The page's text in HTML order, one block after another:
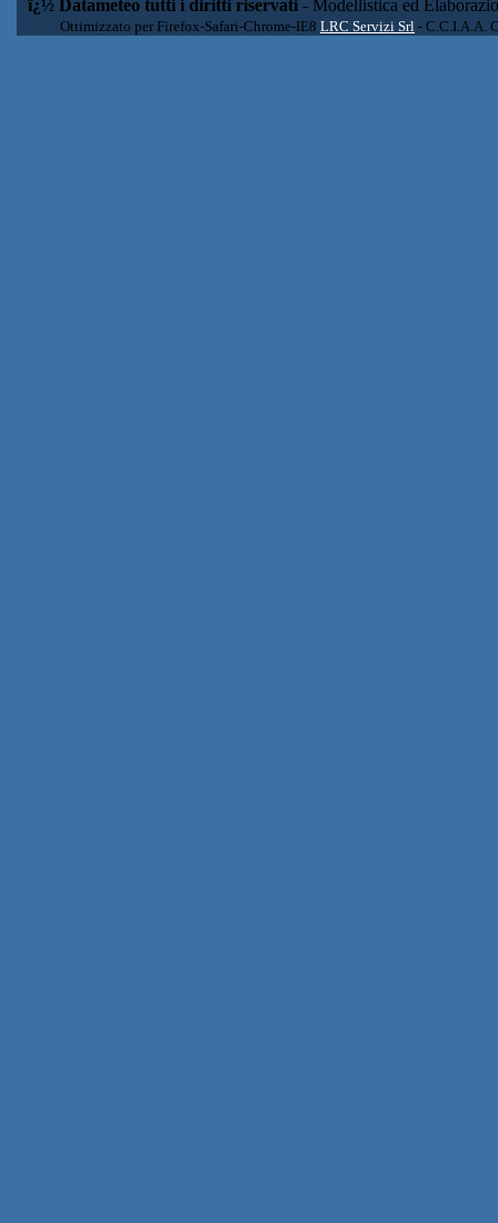
ï¿½ Datameteo tutti i diritti riservati - Modellistica ed
Ottimizzato per Firefox-Safari-Chrome-IE8 LRC Servizi Srl - C.C.I.A.A.